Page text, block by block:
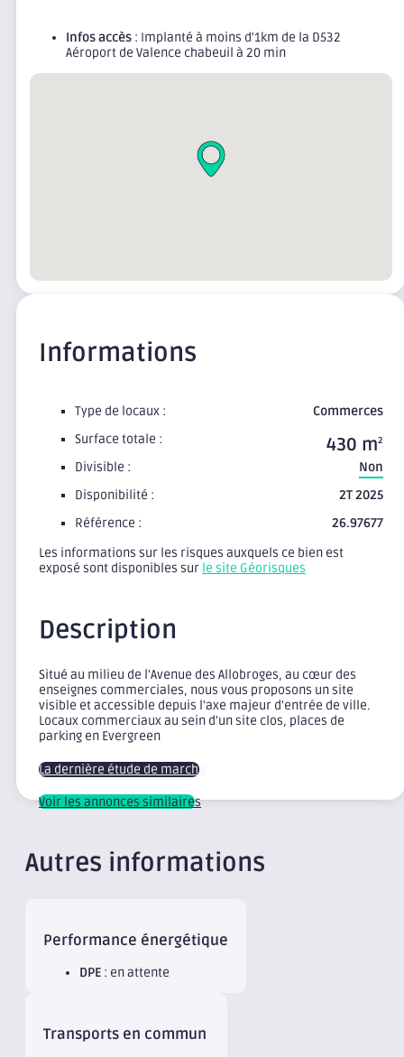
Infos accès : Implanté à moins d'1km de la D532
Aéroport de Valence chabeuil à 20 min
Informations
Type de locaux :
Commerces
Surface totale :
430 m2
Divisible :
Non
Disponibilité :
2T 2025
Référence :
26.97677
Les informations sur les risques auxquels ce bien est
exposé sont disponibles sur le site Géorisques
Description
Situé au milieu de l'Avenue des Allobroges, au cœur des
enseignes commerciales, nous vous proposons un site
visible et accessible depuis l'axe majeur d'entrée de ville.
Locaux commerciaux au sein d'un site clos, places de
parking en Evergreen
La dernière étude de marché
Voir les annonces similaires
Autres informations
Performance énergétique
DPE : en attente
Transports en commun